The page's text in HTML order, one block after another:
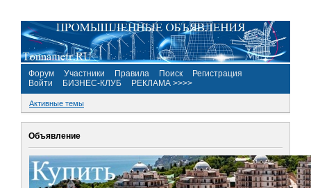
Форум Участники Правила Поиск
Регистрация
Войти
БИЗНЕС-КЛУБ РЕКЛАМА >>>>
Активные темы
Объявление